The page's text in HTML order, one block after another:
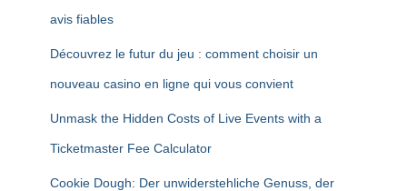
avis fiables
Découvrez le futur du jeu : comment choisir un
nouveau casino en ligne qui vous convient
Unmask the Hidden Costs of Live Events with a
Ticketmaster Fee Calculator
Cookie Dough: Der unwiderstehliche Genuss, der